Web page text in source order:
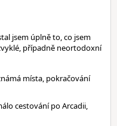
jsem úplně to, co jsem
případně neortodoxní
místa, pokračování
cestování po Arcadii,